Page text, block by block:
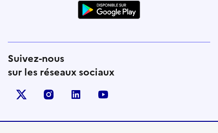
Suivez-nous
sur les réseaux sociaux
X (anciennement Twitter)
instagramlinkedin